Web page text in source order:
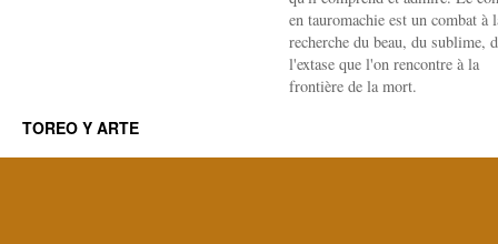
en tauromachie est un combat à
recherche du beau, du sublime,
l'extase que l'on rencontre à la
frontière de la mort.
TOREO Y ARTE